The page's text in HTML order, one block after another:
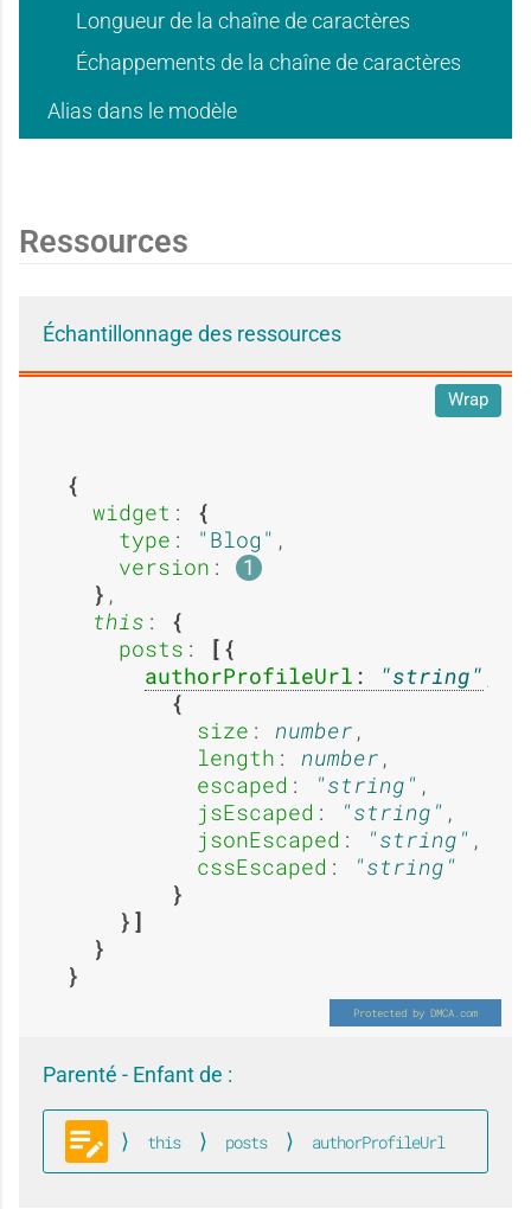
g
e
:
O
u
i
g
:
i
s
a
g
:
A
c
n
s
g
A
u
c
u
n
Longueur de la chaîne de caractères
Échappements de la chaîne de caractères
Alias dans le modèle
Ressources
Échantillonnage des ressources
widget :
type : Blog
,
version : 1
,
this :
posts :
authorProfileUrl : string
size : number ,
length : number ,
escaped : string
,
jsEscaped : string
,
jsonEscaped : string
,
cssEscaped : string
Wrap
Parenté - Enfant de :
Blog
this posts authorProfileUrl